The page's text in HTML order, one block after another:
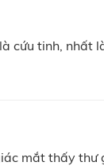
cứu tinh, nhất
mắt thấy thư